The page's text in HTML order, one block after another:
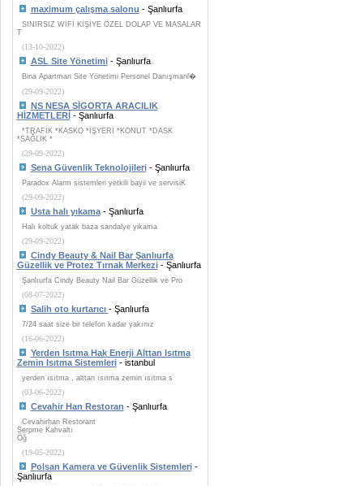
maximum çalışma salonu - Şanlıurfa
SINIRSIZ WİFİ KİŞİYE ÖZEL DOLAP VE MASALAR
T
(13-10-2022)
ASL Site Yönetimi- Şanlıurfa
Bina Apartman Site Yönetimi Personel Danışmanl�
(29-09-2022)
NS NESA SİGORTA ARACILIK
HİZMETLERİ- Şanlıurfa
*TRAFİK *KASKO *İŞYERİ *KONUT *DASK
*SAĞLIK *
(29-09-2022)
Sena Güvenlik Teknolojileri- Şanlıurfa
Paradox Alarm sistemleri yetkili bayii ve servisiK
(29-09-2022)
Usta halı yıkama- Şanlıurfa
Halı koltuk yatak baza sandalye yikama
(29-09-2022)
Cindy Beauty & Nail Bar Şanlıurfa
Güzellik ve Protez Tırnak Merkezi- Şanlıurfa
Şanlıurfa Cindy Beauty Nail Bar Güzellik ve Pro
(08-07-2022)
Salih oto kurtarıcı - Şanlıurfa
7/24 saat size bir telefon kadar yakınız
(16-06-2022)
Yerden Isıtma Hak Enerji Alttan Isıtma
Zemin Isıtma Sistemleri- istanbul
yerden ısıtma , alttan ısıtma zemin ısıtma s
(03-06-2022)
Cevahir Han Restoran - Şanlıurfa
Cevahirhan Restorant
Serpme Kahvaltı
Öğ
(19-05-2022)
Polsan Kamera ve Güvenlik Sistemleri-
Şanlıurfa